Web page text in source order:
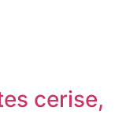
cerise,